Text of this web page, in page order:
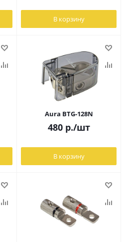
В корзину
Aura BTG-128N
480р./шт
В корзину